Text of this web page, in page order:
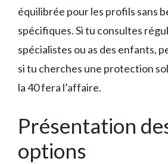
équilibrée pour les profils sans
spécifiques. Si tu consultes
spécialistes ou as des enfants,
si tu cherches une protection
la 40 fera l’affaire.
Présentation
options